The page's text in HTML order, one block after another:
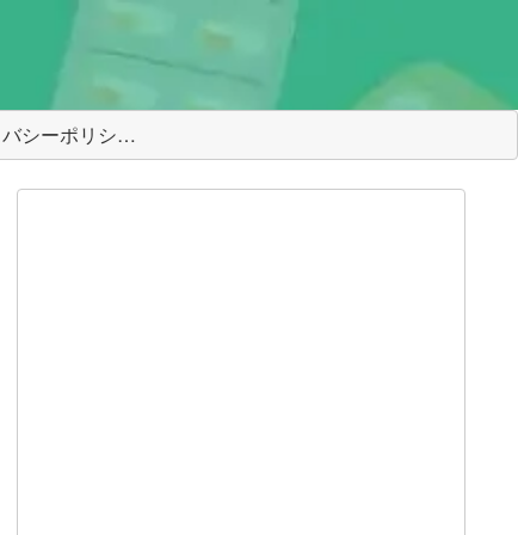
＜プライバシーポリシー＞